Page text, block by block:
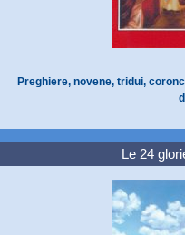
Preghiere, novene, tridui,
Le 24